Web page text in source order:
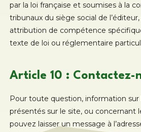
par la loi française et soumises à la
tribunaux du siège social de
attribution de compétence
texte de loi ou réglementaire
Article 10 : Contactez-
Pour toute question, information sur
présentés sur le site, ou concernant
pouvez laisser un message à